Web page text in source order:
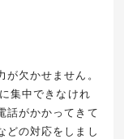
欠かせません。
集中できなけれ
話がかかってきて
どの対応をしまし